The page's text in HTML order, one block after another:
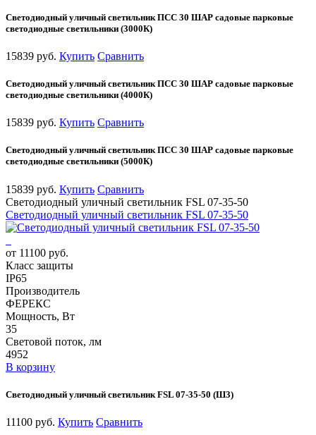
Светодиодный уличный светильник ПСС 30 ШАР садовые парковые
светодиодные светильники (3000К)
15839 руб. Купить Сравнить
Светодиодный уличный светильник ПСС 30 ШАР садовые парковые
светодиодные светильники (4000К)
15839 руб. Купить Сравнить
Светодиодный уличный светильник ПСС 30 ШАР садовые парковые
светодиодные светильники (5000К)
15839 руб. Купить Сравнить
Светодиодный уличный светильник FSL 07-35-50
Светодиодный уличный светильник FSL 07-35-50
от 11100 руб.
Класс защиты
IP65
Производитель
ФЕРЕКС
Мощность, Вт
35
Световой поток, лм
4952
В корзину
Светодиодный уличный светильник FSL 07-35-50 (Ш3)
11100 руб. Купить Сравнить